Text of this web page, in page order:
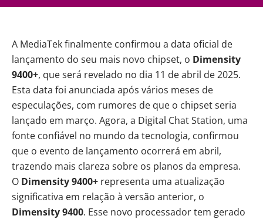
A MediaTekfinalmente confirmou a data oficial de
lançamento do seu mais novo chipset, o Dimensity
9400+, que será revelado no dia 11 de abril de 2025.
Esta data foi anunciada após vários meses de
especulações, com rumores de que o chipset seria
lançado em março. Agora, a Digital Chat Station, uma
fonte confiável no mundo da tecnologia, confirmou
que o evento de lançamento ocorrerá em abril,
trazendo mais clareza sobre os planos da empresa.
O Dimensity 9400+ representa uma atualização
significativa em relação à versão anterior, o
Dimensity 9400. Esse novo processador tem gerado